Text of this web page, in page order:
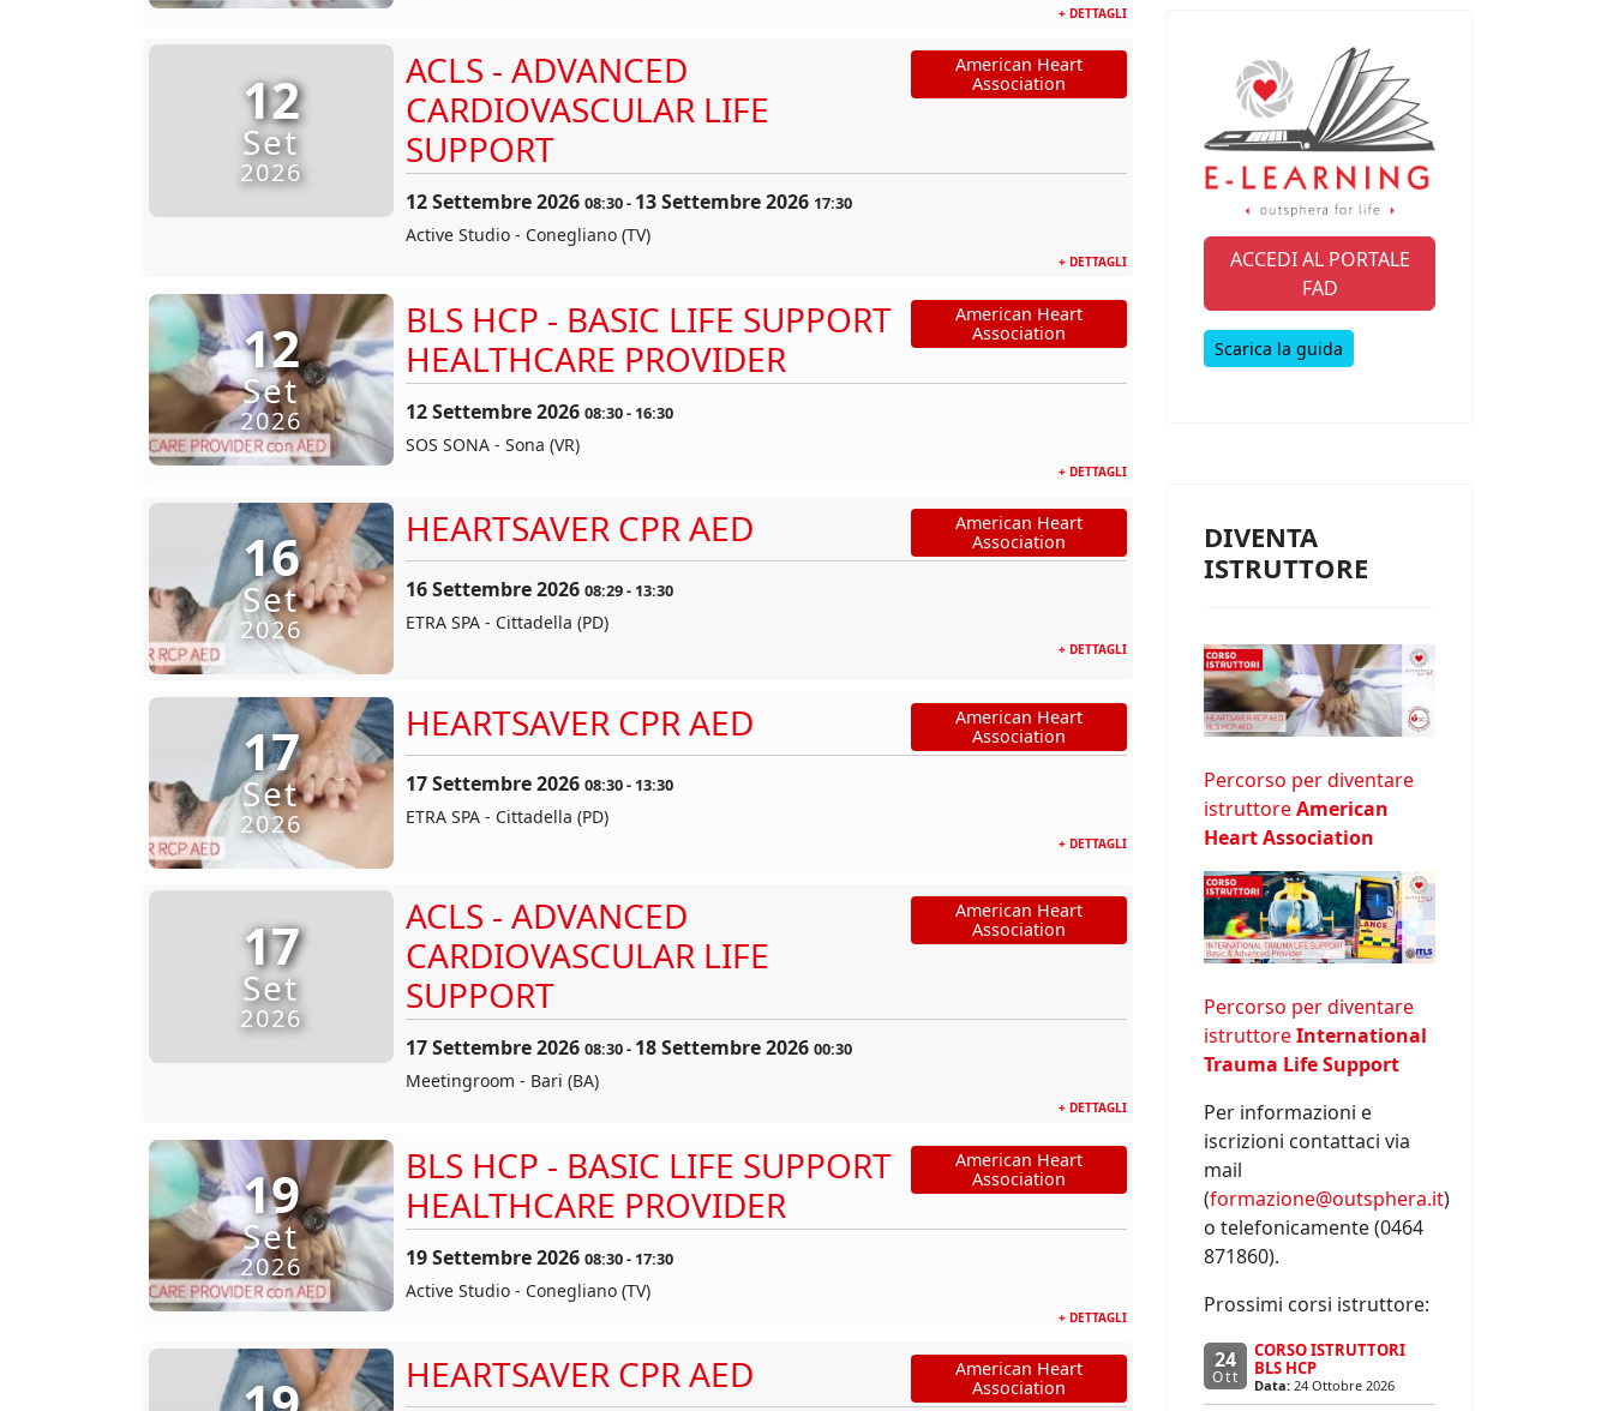
+ DETTAGLI
12
Set
2026
ACLS - ADVANCED
CARDIOVASCULAR LIFE
SUPPORT
American Heart
Association
12 Settembre 2026 08:30- 13 Settembre 2026 17:30
Active Studio - Conegliano (TV)
+ DETTAGLI
12
Set
2026
BLS HCP - BASIC LIFE SUPPORT
HEALTHCARE PROVIDER
American Heart
Association
12 Settembre 2026 08:30- 16:30
SOS SONA - Sona (VR)
+ DETTAGLI
16
Set
2026
HEARTSAVER CPR AED
American Heart
Association
16 Settembre 2026 08:29- 13:30
ETRA SPA - Cittadella (PD)
+ DETTAGLI
17
Set
2026
HEARTSAVER CPR AED
American Heart
Association
17 Settembre 2026 08:30- 13:30
ETRA SPA - Cittadella (PD)
+ DETTAGLI
17
Set
2026
ACLS - ADVANCED
CARDIOVASCULAR LIFE
SUPPORT
American Heart
Association
17 Settembre 2026 08:30- 18 Settembre 2026 00:30
Meetingroom - Bari (BA)
+ DETTAGLI
19
Set
2026
BLS HCP - BASIC LIFE SUPPORT
HEALTHCARE PROVIDER
American Heart
Association
19 Settembre 2026 08:30- 17:30
Active Studio - Conegliano (TV)
+ DETTAGLI
HEARTSAVER CPR AED
American Heart
Association
ACCEDI AL PORTALE
FAD
Scarica la guida
DIVENTA
ISTRUTTORE
Percorso per diventare
istruttoreAmerican
Heart Association
Percorso per diventare
istruttoreInternational
Trauma Life Support
Per informazioni e
iscrizioni contattaci via
mail
(formazione@outsphera.it)
o telefonicamente (0464
871860).
Prossimi corsi istruttore:
24
Ott
CORSO ISTRUTTORI
BLS HCP
Data: 24 Ottobre 2026